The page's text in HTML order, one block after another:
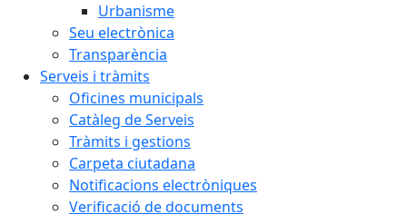
Urbanisme
Seu electrònica
Transparència
Serveis i tràmits
Oficines municipals
Catàleg de Serveis
Tràmits i gestions
Carpeta ciutadana
Notificacions electròniques
Verificació de documents